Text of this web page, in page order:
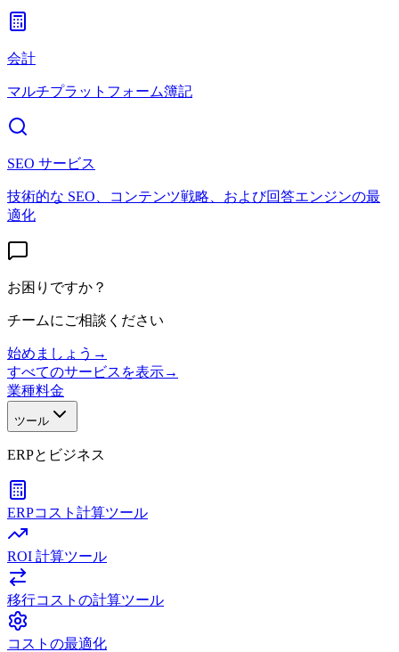
会計
マルチプラットフォーム簿記
SEO サービス
技術的な SEO、コンテンツ戦略、および回答エンジンの最
適化
お困りですか？
チームにご相談ください
始めましょう →
すべてのサービスを表示→
業種料金
ツール
ERPとビジネス
ERPコスト計算ツール
ROI 計算ツール
移行コストの計算ツール
コストの最適化